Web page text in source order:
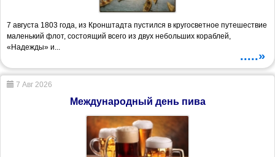
7 августа 1803 года, из Кронштадта пустился в кругосветное путешествие
маленький флот, состоящий всего из двух небольших кораблей,
«Надежды» и...
.....»
7 Авг 2026
Международный день пива